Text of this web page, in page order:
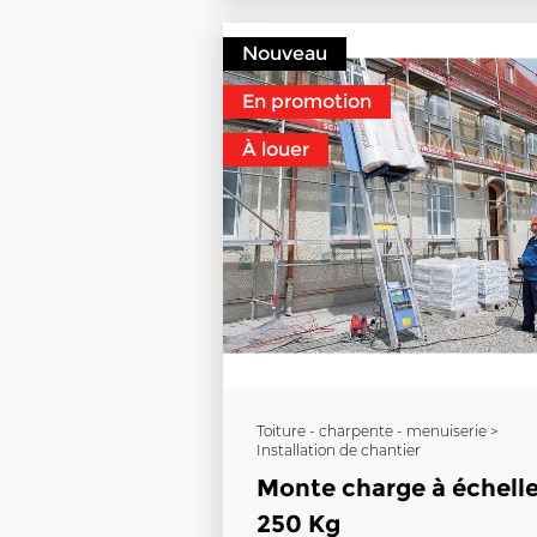
Nouveau
En promotion
À louer
Toiture - charpente - menuiserie >
Installation de chantier
Monte charge à
250 Kg